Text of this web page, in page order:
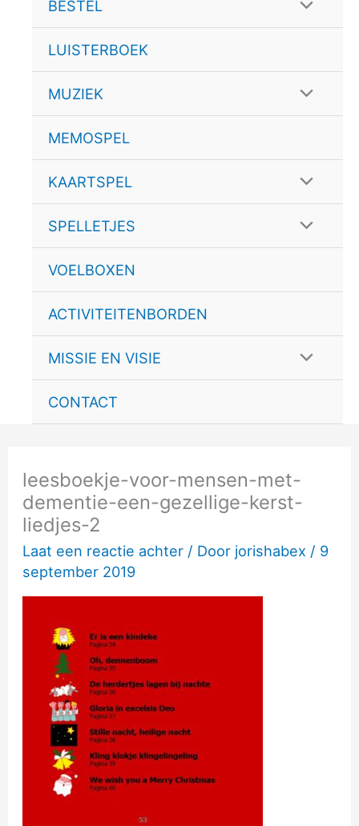
BESTEL Menu
LUISTERBOEK
MUZIEK Menu
MEMOSPEL
KAARTSPEL Menu
SPELLETJES Menu
VOELBOXEN
ACTIVITEITENBORDEN
MISSIE EN VISIE Menu
CONTACT
leesboekje-voor-mensen-met-
dementie-een-gezellige-kerst-
liedjes-2
Laat een reactie achter / Door jorishabex / 9
september 2019